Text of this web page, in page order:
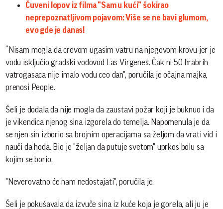
Čuveni lopov iz filma "Sam u kući" šokirao
neprepoznatljivom pojavom: Više se ne bavi glumom,
evo gde je danas!
“Nisam mogla da crevom ugasim vatru na njegovom krovu jer je
vodu isključio gradski vodovod Las Virgenes. Čak ni 50 hrabrih
vatrogasaca nije imalo vodu ceo dan", poručila je očajna majka,
prenosi People.
Šeli je dodala da nije mogla da zaustavi požar koji je buknuo i da
je vikendica njenog sina izgorela do temelja. Napomenula je da
se njen sin izborio sa brojnim operacijama sa željom da vrati vid i
nauči da hoda. Bio je "željan da putuje svetom" uprkos bolu sa
kojim se borio.
"Neverovatno će nam nedostajati", poručila je.
Šeli je pokušavala da izvuče sina iz kuće koja je gorela, ali ju je